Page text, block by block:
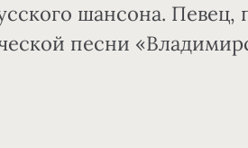
шансона. Певец,
песни